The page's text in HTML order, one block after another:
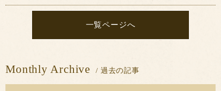
一覧ページへ
Monthly Archive / 過去の記事